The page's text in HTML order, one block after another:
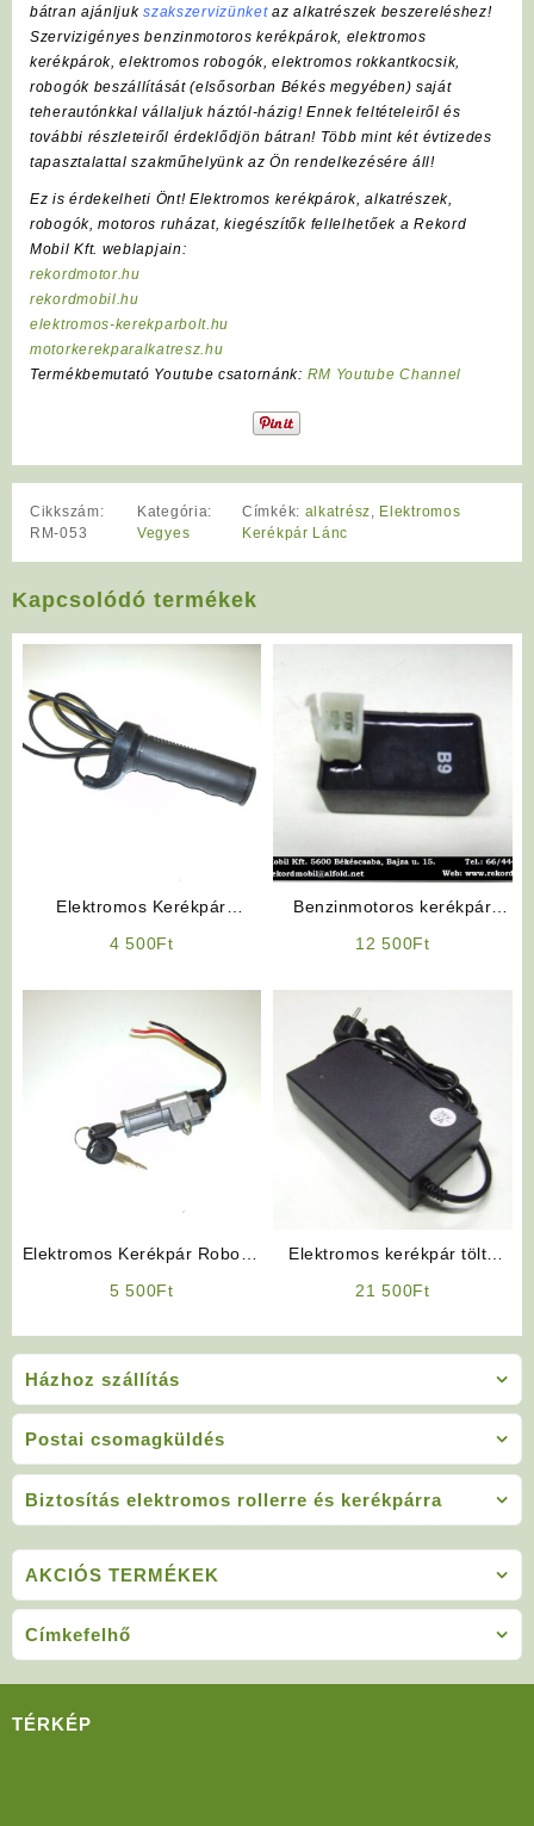
Házhoz szállítás
Postai csomagküldés
Biztosítás elektromos rollerre és kerékpárra
bátran ajánljukszakszervizünket az alkatrészek beszereléshez!
Szervizigényes benzinmotoros kerékpárok, elektromos
kerékpárok, elektromos robogók, elektromos rokkantkocsik,
robogók beszállítását (elsősorban Békés megyében) saját
teherautónkkal vállaljuk háztól-házig! Ennek feltételeiről és
további részleteiről érdeklődjön bátran! Több mint két évtizedes
tapasztalattal szakműhelyünk az Ön rendelkezésére áll!
Ez is érdekelheti Önt! Elektromos kerékpárok, alkatrészek,
robogók, motoros ruházat, kiegészítők fellelhetőek a Rekord
Mobil Kft. weblapjain:
rekordmotor.hu
rekordmobil.hu
elektromos-kerekparbolt.hu
motorkerekparalkatresz.hu
Termékbemutató Youtube csatornánk: RM Youtube Channel
Cikkszám:
RM-053
Kategória:
Vegyes
Címkék: alkatrész, Elektromos
Kerékpár Lánc
Kapcsolódó termékek
Elektromos Kerékpár
4 500Ft
Benzinmotoros kerékpár
12 500Ft
Elektromos Kerékpár Robogó
5 500Ft
Elektromos kerékpár töltő
21 500Ft
AKCIÓS TERMÉKEK
Címkefelhő
TÉRKÉP